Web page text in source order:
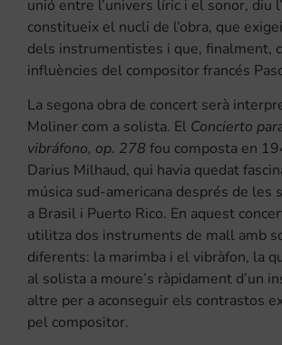
unió entre l’univers líric i el sonor, diu
constitueix el nucli de l’obra, que
dels instrumentistes i que, finalment,
influències del compositor francés
La segona obra de concert serà
Moliner com a solista. El Concierto
vibráfono, op. 278 fou composta en
Darius Milhaud, qui havia quedat
música sud-americana després de les
a Brasil i Puerto Rico. En aquest
utilitza dos instruments de mall amb
diferents: la marimba i el vibràfon, la
al solista a moure’s ràpidament d’un
altre per a aconseguir els contrastos
pel compositor.